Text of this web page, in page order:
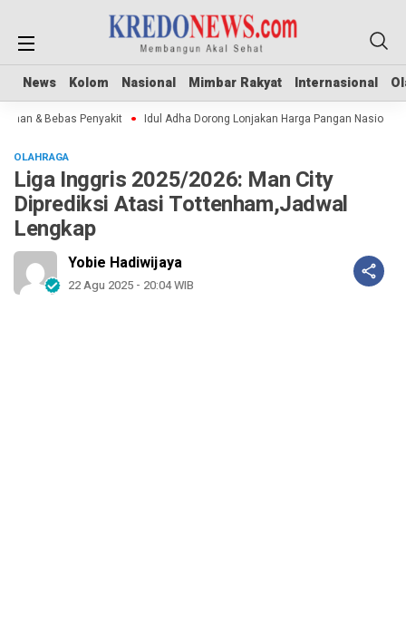
News Kolom Nasional Mimbar Rakyat Internasional
News Kolom Nasional Mimbar Rakyat Internasional
& Bebas Penyakit Idul Adha Dorong Lonjakan Harga Pangan Nasional
OLAHRAGA
Liga Inggris 2025/2026: Man City
Diprediksi Atasi Tottenham,Jadwal
Lengkap
Yobie Hadiwijaya
22 Agu 2025 - 20:04 WIB